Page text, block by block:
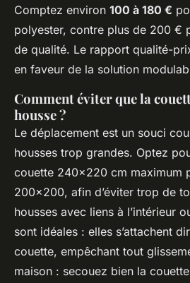
Comptez environ 100 à 180 €
polyester, contre plus de 200 €
de qualité. Le rapport qualité-
en faveur de la solution
Comment éviter que la
housse ?
Le déplacement est un souci
housses trop grandes. Optez
couette 240x220 cm maximum
200x200, afin d’éviter trop de
housses avec liens à l’intérieur
sont idéales : elles s’attachent
couette, empêchant tout
maison : secouez bien la